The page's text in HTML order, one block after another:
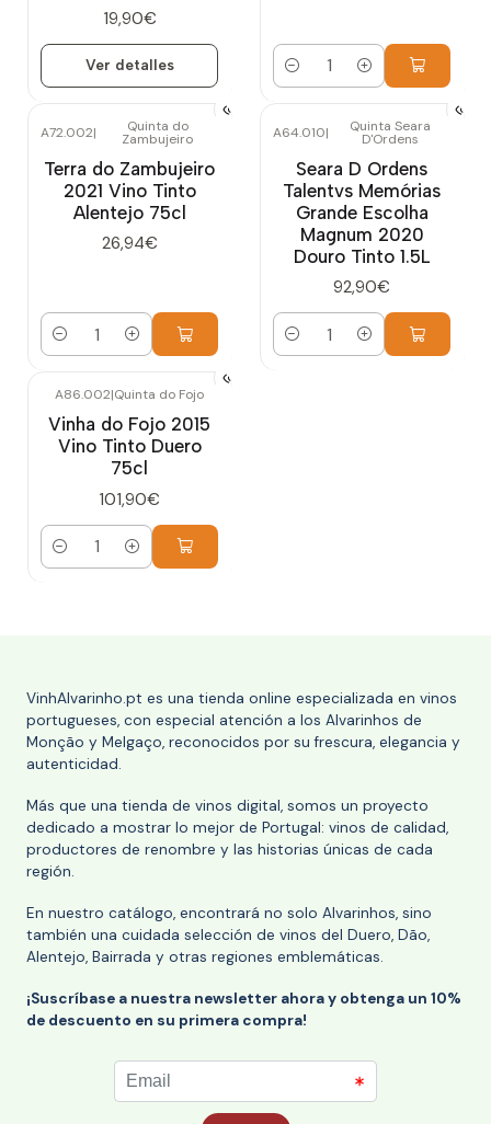
19,90€
Ver detalles
Cantidad
A72.002| Quinta do
Zambujeiro
Terra do Zambujeiro
2021 Vino Tinto
Alentejo 75cl
26,94€
Cantidad
A64.010| Quinta Seara
D'Ordens
Seara D Ordens
Talentvs Memórias
Grande Escolha
Magnum 2020
Douro Tinto 1.5L
92,90€
Cantidad
A86.002|Quinta do Fojo
Vinha do Fojo 2015
Vino Tinto Duero
75cl
101,90€
Cantidad
VinhAlvarinho.pt es una tienda online especializada en vinos
portugueses, con especial atención a los Alvarinhos de
Monção y Melgaço, reconocidos por su frescura, elegancia y
autenticidad.
Más que una tienda de vinos digital, somos un proyecto
dedicado a mostrar lo mejor de Portugal: vinos de calidad,
productores de renombre y las historias únicas de cada
región.
En nuestro catálogo, encontrará no solo Alvarinhos, sino
también una cuidada selección de vinos del Duero, Dão,
Alentejo, Bairrada y otras regiones emblemáticas.
¡Suscríbase a nuestra newsletter ahora y obtenga un 10%
de descuento en su primera compra!